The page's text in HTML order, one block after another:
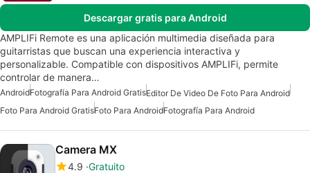
Descargar gratis para Android
AMPLIFi Remote es una aplicación multimedia diseñada para
guitarristas que buscan una experiencia interactiva y
personalizable. Compatible con dispositivos AMPLIFi, permite
controlar de manera…
AndroidFotografía Para Android GratisEditor De Video De Foto Para Android
Foto Para Android GratisFoto Para AndroidFotografía Para Android
Camera MX
4.9 Gratuito